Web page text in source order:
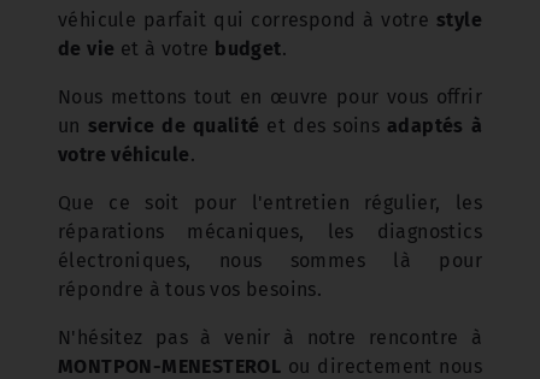
véhicule parfait qui correspond à votre style
de vie et à votre budget.
Nous mettons tout en œuvre pour vous offrir
un service de qualité et des soins adaptés à
votre véhicule.
Que ce soit pour l'entretien régulier, les
réparations mécaniques, les diagnostics
électroniques, nous sommes là pour
répondre à tous vos besoins.
N'hésitez pas à venir à notre rencontre à
MONTPON-MENESTEROL ou directement nous